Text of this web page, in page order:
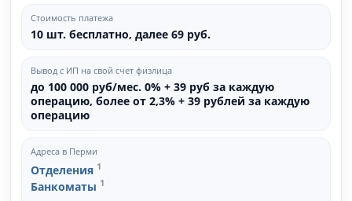
Стоимость платежа
10 шт. бесплатно, далее 69 руб.
Вывод с ИП на свой счет физлица
до 100 000 руб/мес. 0% + 39 руб за каждую
операцию, более от 2,3% + 39 рублей за каждую
операцию
Адреса в Перми
Отделения 1
Банкоматы 1